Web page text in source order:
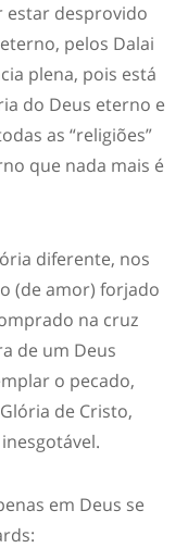
estar desprovido
pelos Dalai
plena, pois está
do Deus eterno e
as “religiões”
que nada mais é
diferente, nos
(de amor) forjado
na cruz
de um Deus
o pecado,
de Cristo,
em Deus se